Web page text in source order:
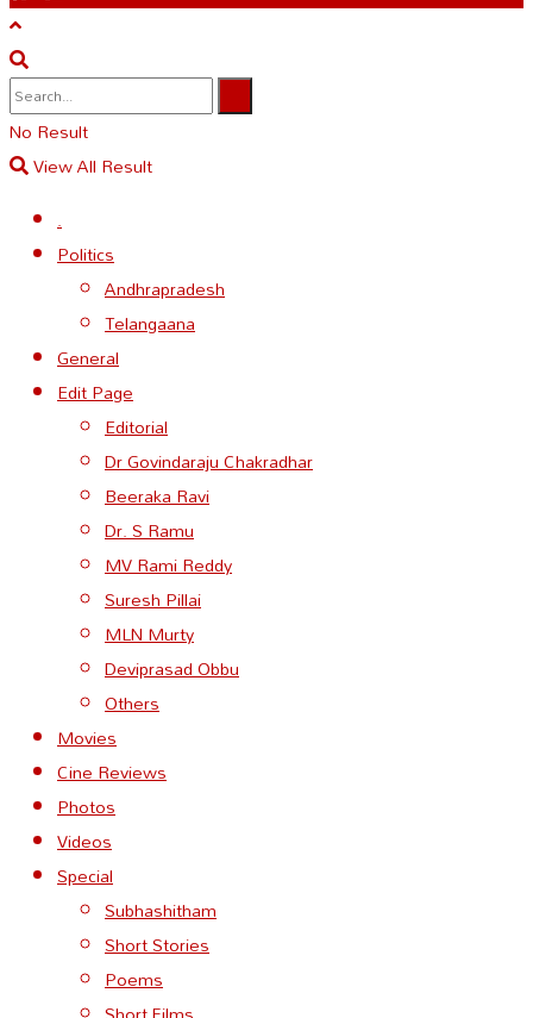
No Result
View All Result
.
Politics
Andhrapradesh
Telangaana
General
Edit Page
Editorial
Dr Govindaraju Chakradhar
Beeraka Ravi
Dr. S Ramu
MV Rami Reddy
Suresh Pillai
MLN Murty
Deviprasad Obbu
Others
Movies
Cine Reviews
Photos
Videos
Special
Subhashitham
Short Stories
Poems